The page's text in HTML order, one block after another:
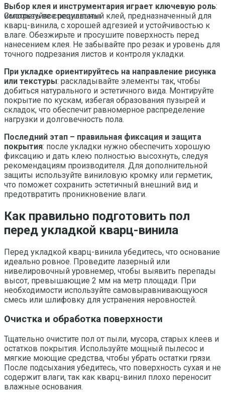
Смотреть все результаты
Выбор клея и инструментария играет ключевую роль:
используйте специальный клей, предназначенный для
кварц-винила, с хорошей адгезией и устойчивостью к
влаге. Обезжирьте и просушите поверхность перед
нанесением клея. Не забывайте про резак и уровень для
точного подрезания листов и контроля укладки.
При укладке ориентируйтесь на направление рисунка
или текстуры: раскладывайте элементы так, чтобы
добиться натурального и эстетичного вида. Монтируйте
покрытие по кускам, избегая образования пузырей и
складок, что обеспечит равномерное распределение
нагрузки и долговечность пола.
Последний этап – правильная фиксация и защита
покрытия: после укладки нужно обеспечить хорошую
фиксацию и дать клею полностью высохнуть, следуя
рекомендациям производителя. Для дополнительной
защиты используйте виниловую кромку или герметик,
что поможет сохранить эстетичный внешний вид и
предотвратить проникновение влаги.
Как правильно подготовить пол
перед укладкой кварц-винила
Перед укладкой кварц-винила убедитесь, что основание
идеально ровное. Проведите лазерный или
нивелировочный уровнемер, чтобы выявить перепады
высот, превышающие 2 мм на метр площади. При
необходимости используйте самовыравнивающуюся
смесь или шлифовку для устранения неровностей.
Очистка и обработка поверхности
Тщательно очистите пол от пыли, мусора, старых клеев и
остатков покрытия. Используйте мощный пылесос и
мягкие моющие средства, чтобы убрать остатки грязи.
После подсыхания убедитесь, что поверхность сухая и не
содержит влаги, так как кварц-винил плохо переносит
влажные основания.